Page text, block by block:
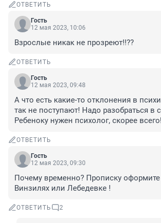
ОТВЕТИТЬ
Гость
12 мая 2023, 10:06
Взрослые никак не прозреют!!??
ОТВЕТИТЬ
Гость
12 мая 2023, 09:48
А что есть какие-то отклонения в
так не поступают! Надо разобраться в
Ребеноку нужен психолог, скорее всего!
ОТВЕТИТЬ
Гость
12 мая 2023, 09:30
Почему временно? Прописку
Винзилях или Лебедевке !
ОТВЕТИТЬ 2